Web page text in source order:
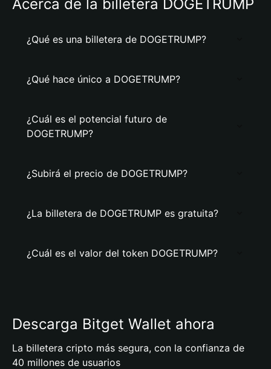
Acerca de la billetera DOGETRUMP
¿Qué es una billetera de DOGETRUMP?
¿Qué hace único a DOGETRUMP?
¿Cuál es el potencial futuro de
DOGETRUMP?
¿Subirá el precio de DOGETRUMP?
¿La billetera de DOGETRUMP es gratuita?
¿Cuál es el valor del token DOGETRUMP?
Descarga Bitget Wallet ahora
La billetera cripto más segura, con la confianza de
40 millones de usuarios